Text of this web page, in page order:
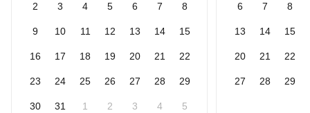
2 3 4 5 6 7 8
9 10 11 12 13 14 15
16 17 18 19 20 21 22
23 24 25 26 27 28 29
30 31 1 2 3 4 5
6 7 8
13 14 15
20 21 22
27 28 29